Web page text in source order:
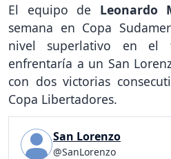
El equipo de Leonardo
semana en Copa
nivel superlativo en el
enfrentaría a un San
con dos victorias
Copa Libertadores.
San Lorenzo
@SanLorenzo